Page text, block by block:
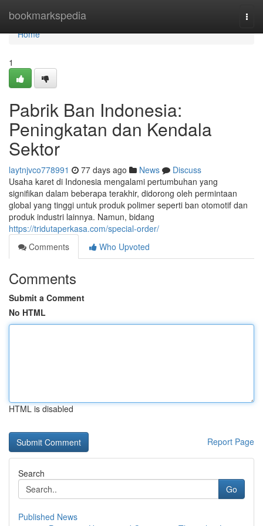
bookmarkspedia
Home
Home
1
Pabrik Ban Indonesia:
Peningkatan dan Kendala
Sektor
laytnjvco778991 77 days ago News
Discuss
Usaha karet di Indonesia mengalami pertumbuhan yang
signifikan dalam beberapa terakhir, didorong oleh permintaan
global yang tinggi untuk produk polimer seperti ban otomotif dan
produk industri lainnya. Namun, bidang
https://tridutaperkasa.com/special-order/
Comments
Who Upvoted
Comments
Submit a Comment
No HTML
HTML is disabled
Report Page
Search
Go
Published News